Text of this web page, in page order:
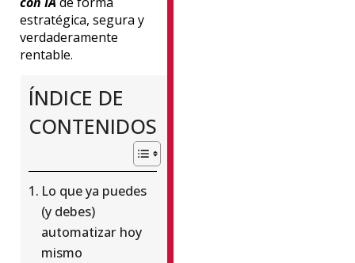
estratégica, segura y
verdaderamente
rentable.
ÍNDICE DE
CONTENIDOS
Lo que ya puedes
(y debes)
automatizar hoy
mismo